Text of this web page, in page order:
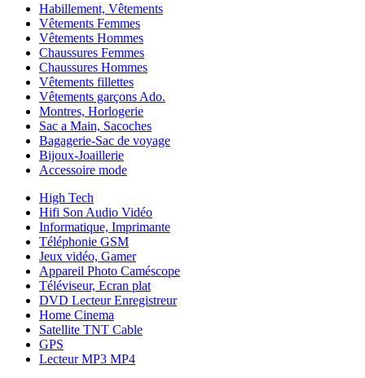
Habillement, Vêtements
Vêtements Femmes
Vêtements Hommes
Chaussures Femmes
Chaussures Hommes
Vêtements fillettes
Vêtements garçons Ado.
Montres, Horlogerie
Sac a Main, Sacoches
Bagagerie-Sac de voyage
Bijoux-Joaillerie
Accessoire mode
High Tech
Hifi Son Audio Vidéo
Informatique, Imprimante
Téléphonie GSM
Jeux vidéo, Gamer
Appareil Photo Caméscope
Téléviseur, Ecran plat
DVD Lecteur Enregistreur
Home Cinema
Satellite TNT Cable
GPS
Lecteur MP3 MP4